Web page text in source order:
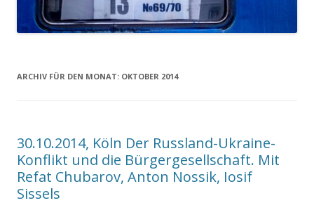
ARCHIV FÜR DEN MONAT: OKTOBER 2014
30.10.2014, Köln Der Russland-Ukraine-
Konflikt und die Bürgergesellschaft. Mit
Refat Chubarov, Anton Nossik, Iosif
Sissels